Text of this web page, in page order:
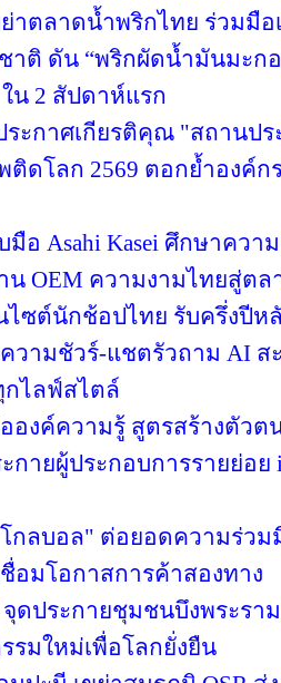
ย่าตลาดน้ำพริกไทย ร่วมมื
าติ ดัน “พริกผัดน้ำมันมะก
ใน 2 สัปดาห์แรก
ะกาศเกียรติคุณ "สถานป
ติดโลก 2569 ตอกย้ำองค์
มือ Asahi Kasei ศึกษาคว
น OEM ความงามไทยสู่ตล
ซต์นักช้อปไทย รับครึ่งปีห
วามชัวร์-แชตรัวถาม AI
ไลฟ์สไตล์
องค์ความรู้ สูตรสร้างตัวต
กายผู้ประกอบการรายย่อ
โกลบอล" ต่อยอดความร่ว
อมโอกาสการค้าสองทาง
จุดประกายชุมชนบึงพระร
รมใหม่เพื่อโลกยั่งยืน